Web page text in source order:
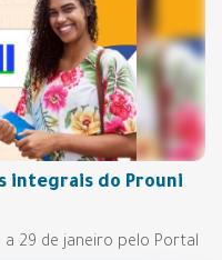
integrais do Prouni
29 de janeiro pelo Portal